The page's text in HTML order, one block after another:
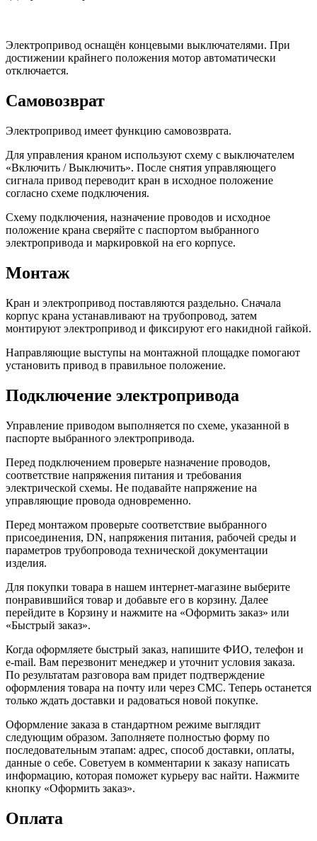
Электропривод оснащён концевыми выключателями. При
достижении крайнего положения мотор автоматически
отключается.
Самовозврат
Электропривод имеет функцию самовозврата.
Для управления краном используют схему с выключателем
«Включить / Выключить». После снятия управляющего
сигнала привод переводит кран в исходное положение
согласно схеме подключения.
Схему подключения, назначение проводов и исходное
положение крана сверяйте с паспортом выбранного
электропривода и маркировкой на его корпусе.
Монтаж
Кран и электропривод поставляются раздельно. Сначала
корпус крана устанавливают на трубопровод, затем
монтируют электропривод и фиксируют его накидной гайкой.
Направляющие выступы на монтажной площадке помогают
установить привод в правильное положение.
Подключение электропривода
Управление приводом выполняется по схеме, указанной в
паспорте выбранного электропривода.
Перед подключением проверьте назначение проводов,
соответствие напряжения питания и требования
электрической схемы. Не подавайте напряжение на
управляющие провода одновременно.
Перед монтажом проверьте соответствие выбранного
присоединения, DN, напряжения питания, рабочей среды и
параметров трубопровода технической документации
изделия.
Для покупки товара в нашем интернет-магазине выберите
понравившийся товар и добавьте его в корзину. Далее
перейдите в Корзину и нажмите на «Оформить заказ» или
«Быстрый заказ».
Когда оформляете быстрый заказ, напишите ФИО, телефон и
e-mail. Вам перезвонит менеджер и уточнит условия заказа.
По результатам разговора вам придет подтверждение
оформления товара на почту или через СМС. Теперь останется
только ждать доставки и радоваться новой покупке.
Оформление заказа в стандартном режиме выглядит
следующим образом. Заполняете полностью форму по
последовательным этапам: адрес, способ доставки, оплаты,
данные о себе. Советуем в комментарии к заказу написать
информацию, которая поможет курьеру вас найти. Нажмите
кнопку «Оформить заказ».
Оплата